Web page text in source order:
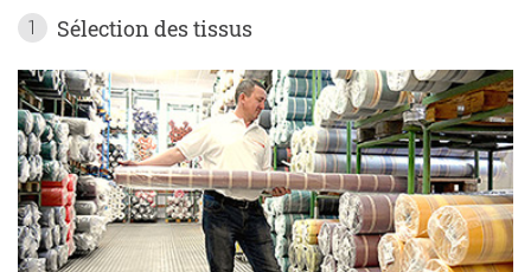
1 Sélection des tissus